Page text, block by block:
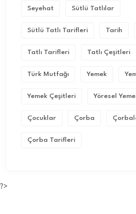
Seyehat Sütlü Tatlılar
Sütlü Tatlı Tarifleri Tarih
Tatlı Tarifleri Tatlı Çeşitleri
Türk Mutfağı Yemek
Yemek Çeşitleri Yöresel
Çocuklar Çorba
Çorba Tarifleri
?>